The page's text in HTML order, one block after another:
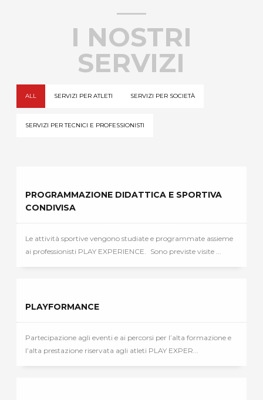
I NOSTRI
SERVIZI
ALL SERVIZI PER ATLETI SERVIZI PER SOCIETÀ
SERVIZI PER TECNICI E PROFESSIONISTI
PROGRAMMAZIONE DIDATTICA E SPORTIVA
CONDIVISA
Le attività sportive vengono studiate e programmate assieme
ai professionisti PLAY EXPERIENCE. Sono previste visite ...
PLAYFORMANCE
Partecipazione agli eventi e ai percorsi per l’alta formazione e
l’alta prestazione riservata agli atleti PLAY EXPER...